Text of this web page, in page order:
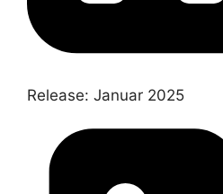
Release: Januar 2025